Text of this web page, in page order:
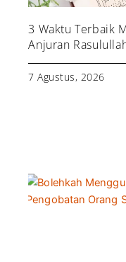
3 Waktu Terbaik
Anjuran
7 Agustus, 2026